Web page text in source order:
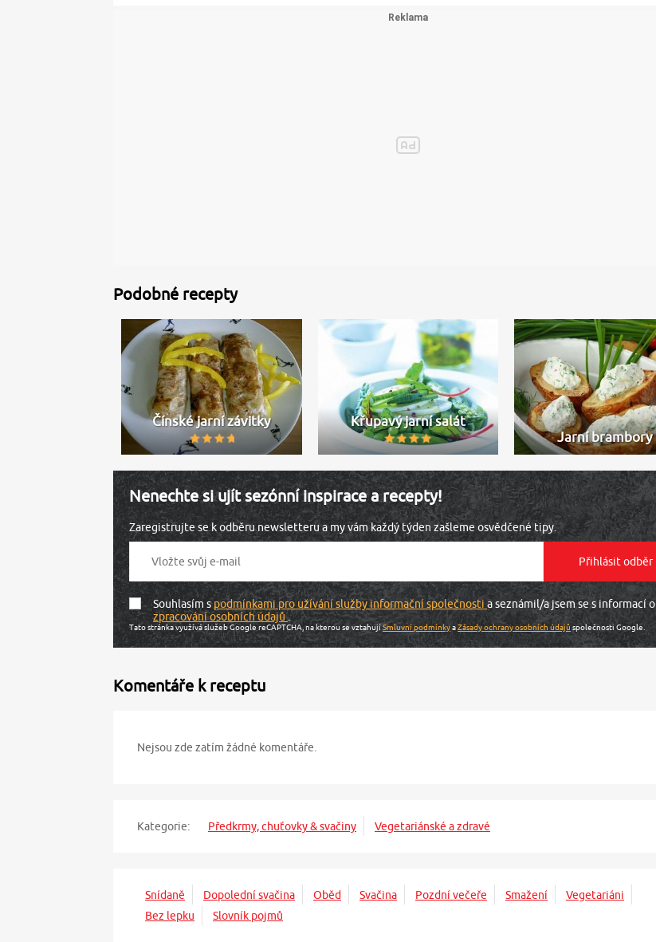
Podobné recepty
Čínské jarní závitky
Křupavý jarní salát
Jarní brambory
Nenechte si ujít sezónní inspirace a recepty!
Zaregistrujte se k odběru newsletteru a my vám každý týden zašleme osvědčené tipy.
Souhlasím spodmínkami pro užívání služby informační společnosti a seznámil/a jsem se s informací o
zpracování osobních údajů.
Tato stránka využívá služeb Google reCAPTCHA, na kterou se vztahujíSmluvní podmínkyaZásady ochrany osobních údajůspolečnosti Google.
Komentáře k receptu
Nejsou zde zatím žádné komentáře.
Kategorie: Předkrmy, chuťovky & svačiny Vegetariánské a zdravé
Snídaně Dopolední svačina Oběd Svačina Pozdní večeře Smažení
Vegetariáni
Bez lepku
Slovník pojmů